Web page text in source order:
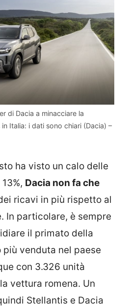
di Dacia a minacciare la
Italia: i dati sono chiari (Dacia) –
ha visto un calo delle
Dacia non fa che
ricavi in più rispetto al
In particolare, è sempre
il primato della
più venduta nel paese
con 3.326 unità
vettura romena. Un
Stellantis e Dacia